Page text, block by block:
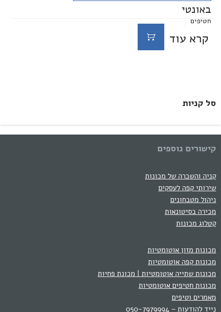
באונטי
חטיפים
קרא עוד
סל קניות
קישורים נוספים
קניה והשכרה של מכונות
שירותי קפה לעסקים
ניהול מטבחונים
מכירה בסיטונאות
קטלוג מכונות
מכונות מזון אוטומטיות
מכונות קפה אוטומטיות
מכונות שתייה אוטומטיות | מכונת פחיות
מכונות חטיפים אוטומטיות
מאמרים וטיפים
נייד להודעות – 050-7979994